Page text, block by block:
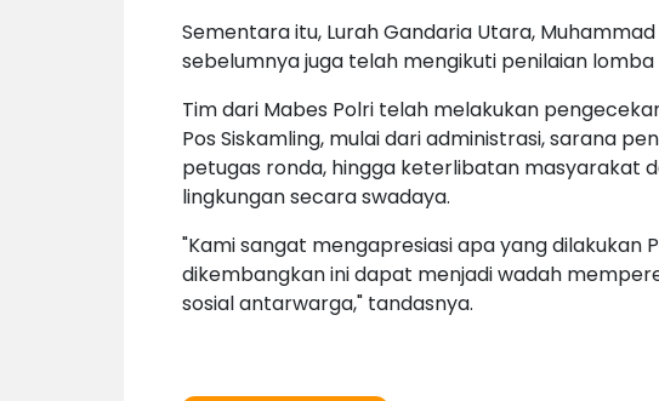
Sementara itu, Lurah Gandaria Utara,
sebelumnya juga telah mengikuti penilaian
Tim dari Mabes Polri telah melakukan
Pos Siskamling, mulai dari administrasi, sarana
petugas ronda, hingga keterlibatan masyarakat
lingkungan secara swadaya.
"Kami sangat mengapresiasi apa yang dilakukan
dikembangkan ini dapat menjadi wadah
sosial antarwarga," tandasnya.